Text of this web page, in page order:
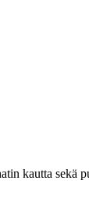
kautta sekä